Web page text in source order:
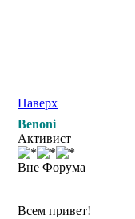
Наверх
Benoni
Активист
Вне Форума
Всем привет!